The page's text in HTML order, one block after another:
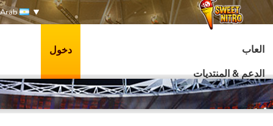
Arab
العاب
الدعم & المنتديات
دخول